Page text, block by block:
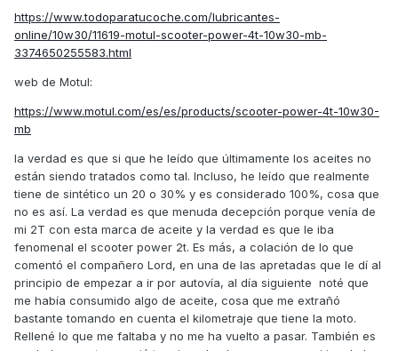
https://www.todoparatucoche.com/lubricantes-
online/10w30/11619-motul-scooter-power-4t-10w30-mb-
3374650255583.html
web de Motul:
https://www.motul.com/es/es/products/scooter-power-4t-10w30-
mb
la verdad es que si que he leído que últimamente los aceites no
están siendo tratados como tal. Incluso, he leído que realmente
tiene de sintético un 20 o 30% y es considerado 100%, cosa que
no es así. La verdad es que menuda decepción porque venía de
mi 2T con esta marca de aceite y la verdad es que le iba
fenomenal el scooter power 2t. Es más, a colación de lo que
comentó el compañero Lord, en una de las apretadas que le dí al
principio de empezar a ir por autovía, al día siguiente noté que
me había consumido algo de aceite, cosa que me extrañó
bastante tomando en cuenta el kilometraje que tiene la moto.
Rellené lo que me faltaba y no me ha vuelto a pasar. También es